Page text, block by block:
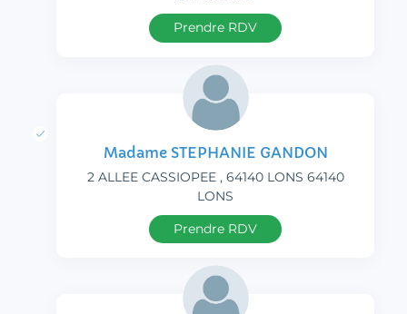
Prendre RDV
Madame STEPHANIE GANDON
2 ALLEE CASSIOPEE , 64140 LONS 64140
LONS
Prendre RDV